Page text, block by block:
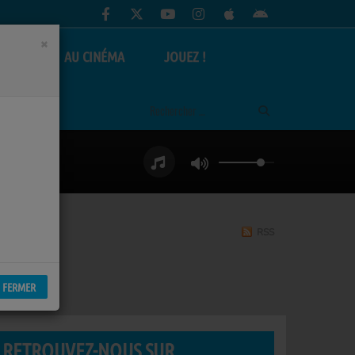
AU CINÉMA JOUEZ !
RETROUVEZ-NOUS SUR
×
FERMER